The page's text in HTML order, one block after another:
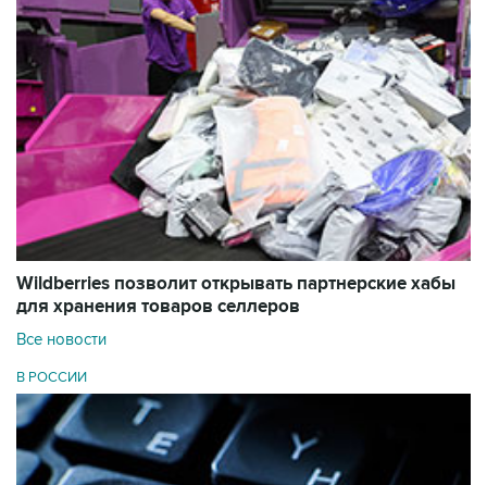
Wildberries позволит открывать партнерские хабы
для хранения товаров селлеров
Все новости
В РОССИИ